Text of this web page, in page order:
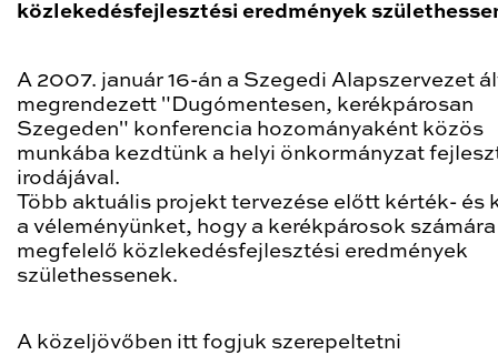
közlekedésfejlesztési eredmények
A 2007. január 16-án a Szegedi Alapszervezet
megrendezett "Dugómentesen, kerékpárosan
Szegeden" konferencia hozományaként közös
munkába kezdtünk a helyi önkormányzat
irodájával.
Több aktuális projekt tervezése előtt kérték- és
a véleményünket, hogy a kerékpárosok számára
megfelelő közlekedésfejlesztési eredmények
születhessenek.
A közeljövőben itt fogjuk szerepeltetni